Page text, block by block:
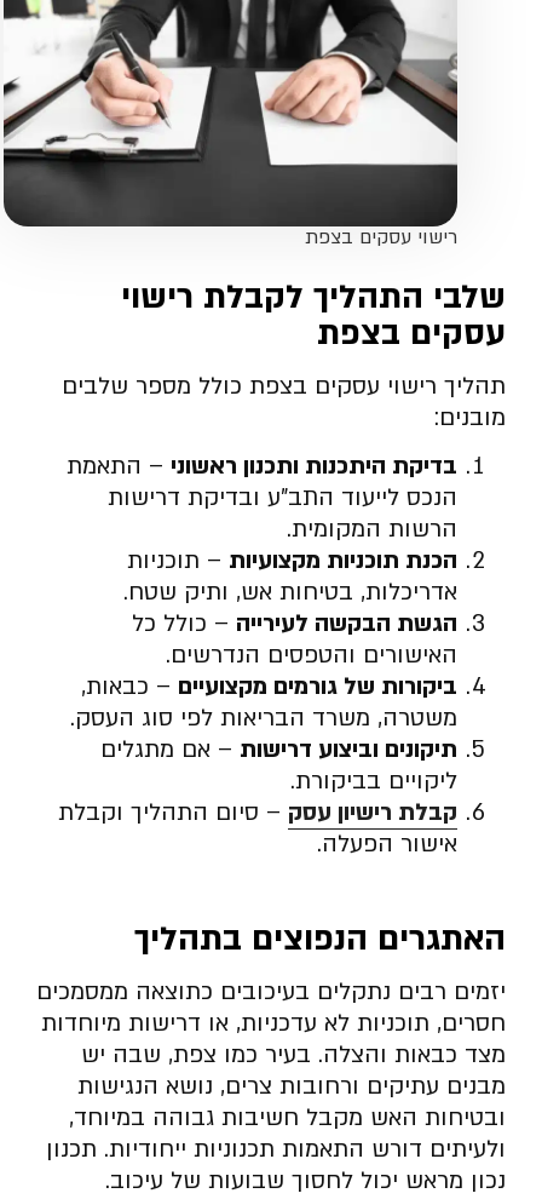
רישוי עסקים בצפת
שלבי התהליך לקבלת רישוי
עסקים בצפת
תהליך רישוי עסקים בצפת כולל מספר שלבים
מובנים:
בדיקת היתכנות ותכנון ראשוני – התאמת
הנכס לייעוד התב”ע ובדיקת דרישות
הרשות המקומית.
הכנת תוכניות מקצועיות – תוכניות
אדריכלות, בטיחות אש, ותיק שטח.
הגשת הבקשה לעירייה – כולל כל
האישורים והטפסים הנדרשים.
ביקורות של גורמים מקצועיים – כבאות,
משטרה, משרד הבריאות לפי סוג העסק.
תיקונים וביצוע דרישות – אם מתגלים
ליקויים בביקורת.
קבלת רישיון עסק – סיום התהליך וקבלת
אישור הפעלה.
האתגרים הנפוצים בתהליך
יזמים רבים נתקלים בעיכובים כתוצאה ממסמכים
חסרים, תוכניות לא עדכניות, או דרישות מיוחדות
מצד כבאות והצלה. בעיר כמו צפת, שבה יש
מבנים עתיקים ורחובות צרים, נושא הנגישות
ובטיחות האש מקבל חשיבות גבוהה במיוחד,
ולעיתים דורש התאמות תכנוניות ייחודיות. תכנון
נכון מראש יכול לחסוך שבועות של עיכוב.